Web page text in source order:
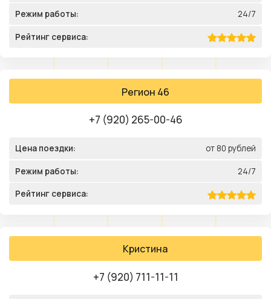
Режим работы: 24/7
Рейтинг сервиса:
Регион 46
+7 (920) 265-00-46
Цена поездки: от 80 рублей
Режим работы: 24/7
Рейтинг сервиса:
Кристина
+7 (920) 711-11-11